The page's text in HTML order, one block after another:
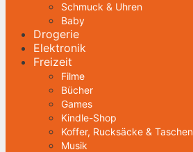
Schmuck & Uhren
Baby
Drogerie
Elektronik
Freizeit
Filme
Bücher
Games
Kindle-Shop
Koffer, Rucksäcke & Taschen
Musik